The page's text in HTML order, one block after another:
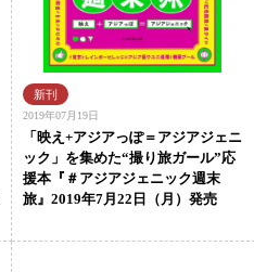
2019年07月19日
「映え+アジアっぽ＝アジアジェニ
ック」を集めた“撮り旅ガール”応
援本『＃アジアジェニック週末
旅』2019年7月22日（月）発売